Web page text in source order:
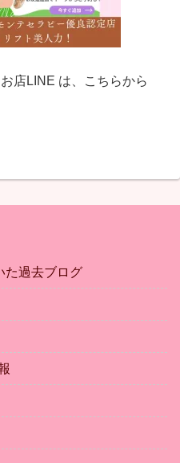
店LINE は、こちらから
た過去ブログ